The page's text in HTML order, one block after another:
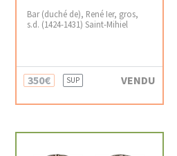
Bar (duché de), René Ier, gros,
s.d. (1424-1431) Saint-Mihiel
350€ SUP VENDU